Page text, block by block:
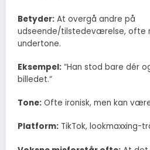
Betyder: At overgå andre på
udseende/tilstedeværelse, ofte
undertone.
Eksempel: “Han stod bare dér
billedet.”
Tone: Ofte ironisk, men kan
Platform: TikTok, lookmaxxing-